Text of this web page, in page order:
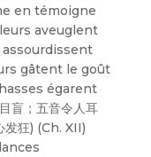
en témoigne
aveuglent
assourdissent
gâtent le goût
égarent
盲；五音令人耳
发狂) (Ch. XII)